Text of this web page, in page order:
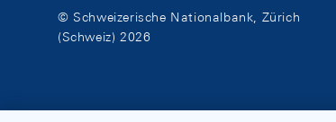
© Schweizerische Nationalbank, Zürich
(Schweiz) 2026